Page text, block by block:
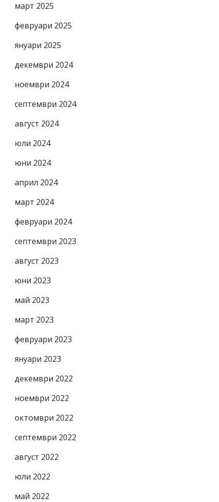
март 2025
февруари 2025
януари 2025
декември 2024
ноември 2024
септември 2024
август 2024
юли 2024
юни 2024
април 2024
март 2024
февруари 2024
септември 2023
август 2023
юни 2023
май 2023
март 2023
февруари 2023
януари 2023
декември 2022
ноември 2022
октомври 2022
септември 2022
август 2022
юли 2022
май 2022